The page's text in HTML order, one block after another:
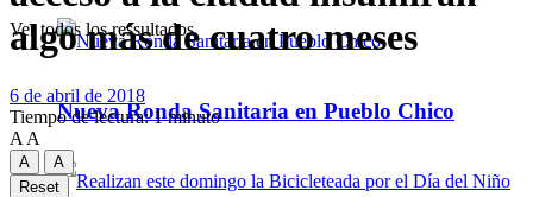
Nueva Ronda Sanitaria en Pueblo Chico
Ver todos los ressultados
algo más de cuatro meses
6 de abril de 2018
Tiempo de lectura: 1 minuto
A A
A
A
Reset